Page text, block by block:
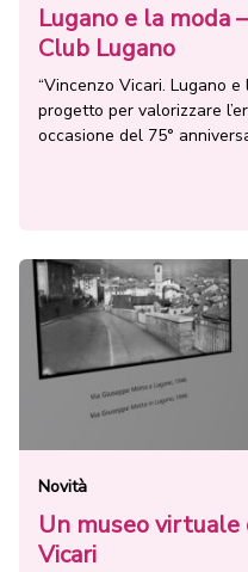
Lugano e la moda
Club Lugano
“Vincenzo Vicari. Lugano
progetto per valorizzare
occasione del 75°
Novità
Un museo virtuale
Vicari